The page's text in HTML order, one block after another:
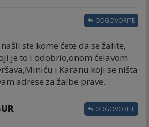
ste kome ćete da se žalite,
je to i odobrio,onom ćelavom
i Karanu koji se ništa
adrese za žalbe prave.
ODGOVORITE
ODGOVORITE